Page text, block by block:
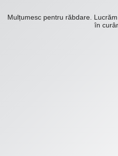
Mulțumesc pentru răbdare.
în